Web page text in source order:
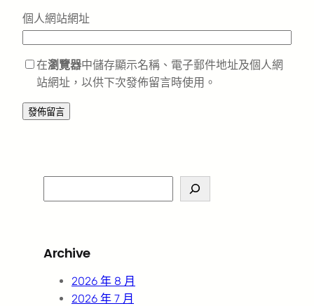
個人網站網址
在瀏覽器中儲存顯示名稱、電子郵件地址及個人網
站網址，以供下次發佈留言時使用。
e
c
Archive
2026 年 8 月
2026 年 7 月